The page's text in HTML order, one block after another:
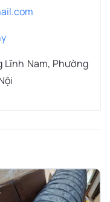
Lĩnh Nam, Phường